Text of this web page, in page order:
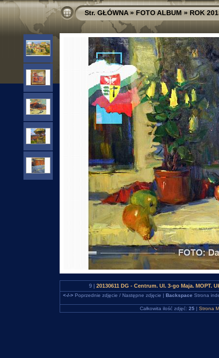
Str. GŁÓWNA»FOTO ALBUM»ROK
9 | 20130611 DG - Centrum. Ul. 3-go Maja.
<-/->Poprzednie zdjęcie / Następne zdjęcie | Backspace Strona
Całkowita ilość zdjęć: 25 | Strona